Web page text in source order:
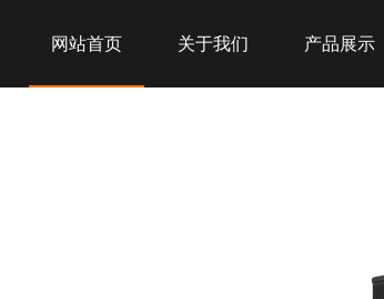
网站首页 关于我们 产品展示